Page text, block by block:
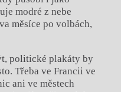
modré z nebe
měsíce po volbách,
politické plakáty by
Třeba ve Francii ve
ani ve městech